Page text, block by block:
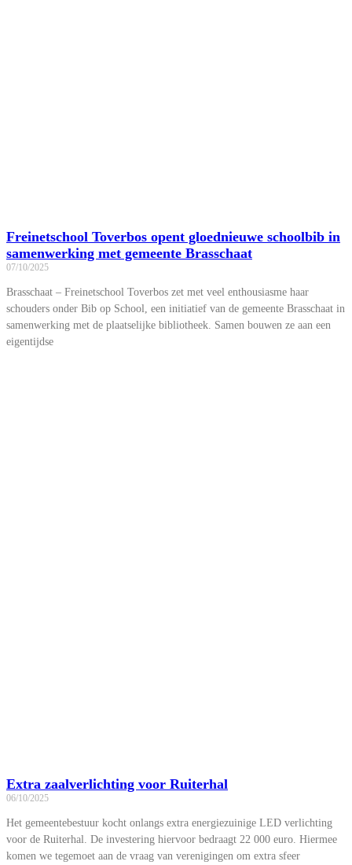
Freinetschool Toverbos opent gloednieuwe schoolbib in
samenwerking met gemeente Brasschaat
07/10/2025
Brasschaat – Freinetschool Toverbos zet met veel enthousiasme haar
schouders onder Bib op School, een initiatief van de gemeente Brasschaat in
samenwerking met de plaatselijke bibliotheek. Samen bouwen ze aan een
eigentijdse
Extra zaalverlichting voor Ruiterhal
06/10/2025
Het gemeentebestuur kocht onlangs extra energiezuinige LED verlichting
voor de Ruiterhal. De investering hiervoor bedraagt 22 000 euro. Hiermee
komen we tegemoet aan de vraag van verenigingen om extra sfeer